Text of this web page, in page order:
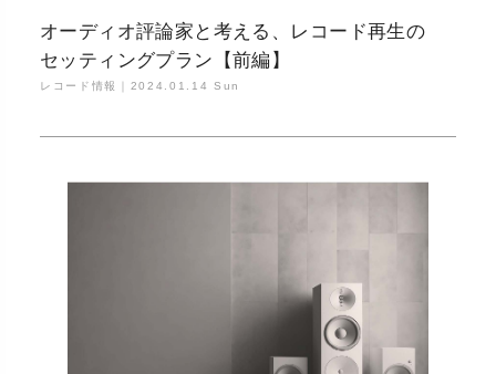
オーディオ評論家と考える、レコード再生の
セッティングプラン【前編】
レコード情報｜ 2024.01.14 Sun